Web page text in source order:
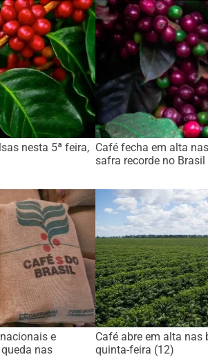
nesta 5ª feira, Café fecha em alta
safra recorde no
e
nas
Café abre em alta
quinta-feira (12)